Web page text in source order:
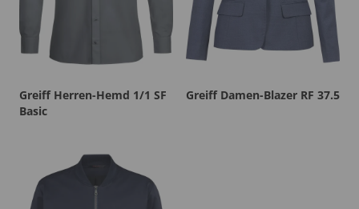
Greiff Herren-Hemd 1/1 SF
Basic
Greiff Damen-Blazer RF 37.5